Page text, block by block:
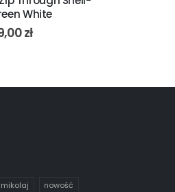
White
zł
mikolaj nowość